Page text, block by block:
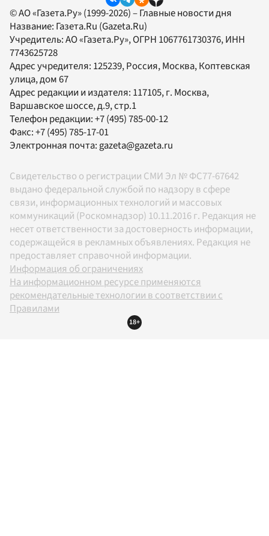
© АО «Газета.Ру» (1999-2026) – Главные новости дня
Название: Газета.Ru (Gazeta.Ru)
Учредитель:АО «Газета.Ру», ОГРН 1067761730376, ИНН
7743625728
Адрес учредителя: 125239, Россия, Москва, Коптевская
улица, дом 67
Адрес редакции и издателя: 117105, г. Москва,
Варшавское шоссе, д.9, стр.1
Телефон редакции:+7 (495) 785-00-12
Факс:+7 (495) 785-17-01
Электронная почта:gazeta@gazeta.ru
Свидетельство о регистрации СМИ Эл № ФС77-67642
выдано федеральной службой по надзору в сфере
связи, информационных технологий и массовых
коммуникаций (Роскомнадзор) 10.11.2016 г. Редакция не
несет ответственности за достоверность информации,
содержащейся в рекламных объявлениях. Редакция не
предоставляет справочной информации.
Информация об ограничениях
На информационном ресурсе применяются
рекомендательные технологии в соответствии с
Правилами
18+